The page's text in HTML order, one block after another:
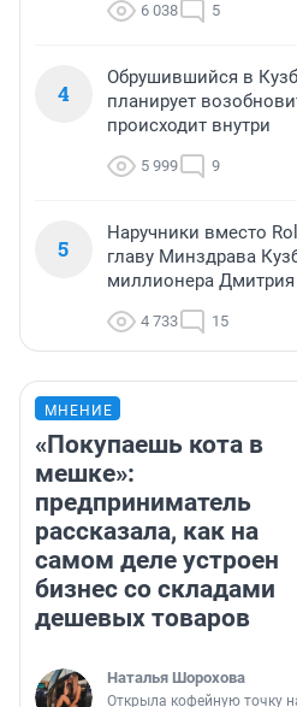
6 038 5
4
Обрушившийся в
планирует
происходит внутри
5 999 9
5
Наручники вместо
главу Минздрава
миллионера Дмитрия
4 733 15
МНЕНИЕ
«Покупаешь кота в
мешке»:
предприниматель
рассказала, как на
самом деле устроен
бизнес со складами
дешевых товаров
Наталья Шорохова
Открыла кофейную точку